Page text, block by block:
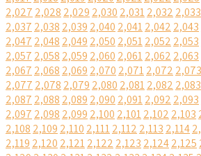
2,027 2,028 2,029 2,030 2,0312,032 2,033
2,037 2,038 2,039 2,040 2,0412,042 2,043
2,047 2,048 2,049 2,050 2,0512,052 2,053
2,057 2,058 2,059 2,060 2,0612,062 2,063
2,067 2,068 2,069 2,070 2,0712,072 2,073
2,077 2,078 2,079 2,080 2,0812,082 2,083
2,087 2,088 2,089 2,090 2,0912,092 2,093
2,097 2,098 2,099 2,100 2,1012,102 2,103
2,108 2,109 2,110 2,1112,112 2,113 2,114
2,119 2,120 2,1212,122 2,123 2,1242,125